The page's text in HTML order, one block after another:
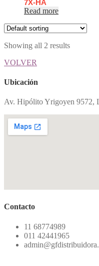
7X-HA
Read more
Showing all 2 results
VOLVER
Ubicación
Av. Hipólito Yrigoyen 9572,
Contacto
11 68774989
011 42441965